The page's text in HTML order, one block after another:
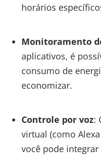
horários
Monitoramento
aplicativos, é
consumo de
economizar.
Controle por voz:
virtual (como
você pode integrar